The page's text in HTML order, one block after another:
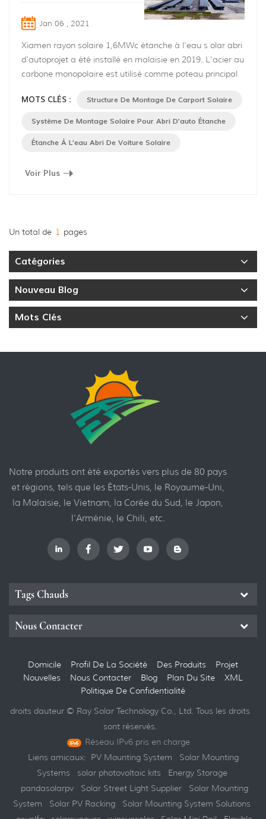
Jan 06 , 2021
Xiamen rayon solaire 1,6MWc étanche à l'eau s olar abri
d'autoprojet a été installé en malaisie en 2019. L'acier au
carbone monopolaire est utilisé comme poteau principal
est appliqué comme toit structure. Ceci est un structurel
étanche à l'eau toitsystème, composé du rail principal, du
MOTS CLÉS : Structure De Montage De Carport Solaire
Système De Montage Solaire Pour Abri D'auto Étanche
Étanche À L'eau Abri De Voiture Solaire
Voir Plus
Un total de 1 pages
Catégories
Nouveau Blog
Mots Clés
Notre produits ont été exportés vers plus de 80 pays
et régions, tels que les États-Unis, le Royaume-Uni,
la Malaisie, le Vietnam, la Corée du Sud, le Japon,
l'Arménie, le Chili, etc.
Tags Chauds
Nous Contacter
Domicile Profil De La Société Des Produits
Projet
Nouvelles
Nous Contacter Blog Plan Du Site
XML
Politique De Confidentialité
droits dauteur © Ray Solar Technology Co., Ltd. Tous les droits
sont réservés.
Réseau IPv6 pris en charge
Liens amicaux: PV Mounting System
Solar Mounting
Systems
solar photovoltaic kits
Energy Storage
pandasolarpv
Solar Street Light Supplier
Solar Mounting
System
Solar PV Racking
Solar Mounting System Solutions